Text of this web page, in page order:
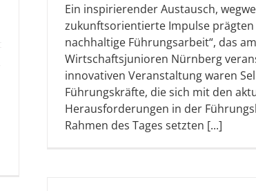
Ein inspirierender Austausch,
zukunftsorientierte Impulse
nachhaltige Führungsarbeit“, das
Wirtschaftsjunioren Nürnberg
innovativen Veranstaltung waren
Führungskräfte, die sich mit den
Herausforderungen in der
Rahmen des Tages setzten [...]